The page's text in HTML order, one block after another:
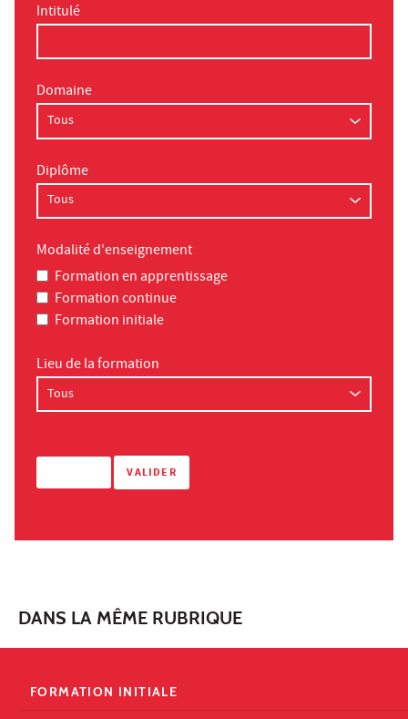
Intitulé
Domaine
Diplôme
Modalité d'enseignement
Formation en apprentissage
Formation continue
Formation initiale
Lieu de la formation
DANS LA MÊME RUBRIQUE
FORMATION INITIALE